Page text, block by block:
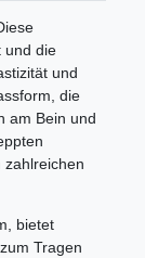
und die
und
die
am Bein und
zahlreichen
bietet
Tragen